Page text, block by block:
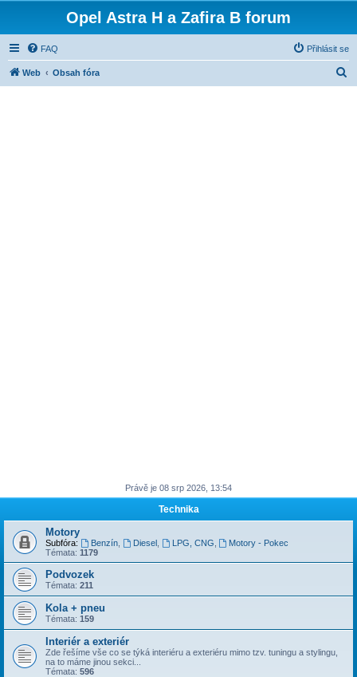
Opel Astra H a Zafira B forum
FAQ Přihlásit se
Web Obsah fóra
Právě je 08 srp 2026, 13:54
Technika
Motory
Subfóra: Benzín, Diesel, LPG, CNG
Motory - Pokec
Témata: 1179
Podvozek
Témata: 211
Kola + pneu
Témata: 159
Interiér a exteriér
Zde řešíme vše co se týká interiéru a exteriéru mimo tzv. tuningu a stylingu,
na to máme jinou sekci...
Témata: 596